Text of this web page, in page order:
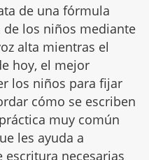
de una fórmula
los niños mediante
alta mientras el
hoy, el mejor
los niños para fijar
cómo se escriben
muy común
les ayuda a
necesarias